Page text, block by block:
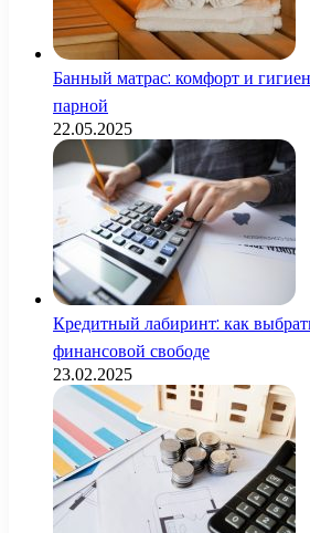
Банный матрас: комфорт и
парной
22.05.2025
Кредитный лабиринт: как
финансовой свободе
23.02.2025